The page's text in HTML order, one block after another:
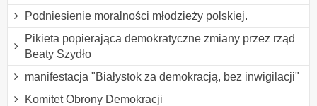
Podniesienie moralności młodzieży polskiej.
Pikieta popierająca demokratyczne zmiany przez rząd
Beaty Szydło
manifestacja "Białystok za demokracją, bez inwigilacji"
Komitet Obrony Demokracji